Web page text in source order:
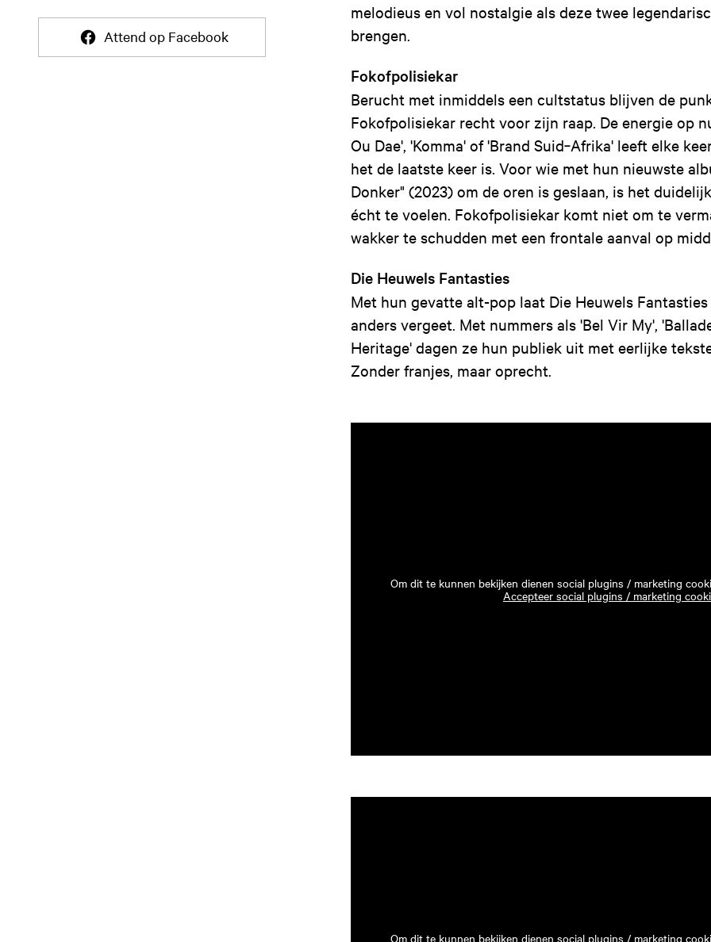
Attend op Facebook
melodieus en vol nostalgie als deze twee
brengen.
Fokofpolisiekar
Berucht met inmiddels een cultstatus blijven de
Fokofpolisiekar recht voor zijn raap. De energie op
Ou Dae', 'Komma' of 'Brand Suid‑Afrika' leeft elke
het de laatste keer is. Voor wie met hun nieuwste
Donker" (2023) om de oren is geslaan, is het
écht te voelen. Fokofpolisiekar komt niet om te
wakker te schudden met een frontale aanval op
Die Heuwels Fantasties
Met hun gevatte alt-pop laat Die Heuwels
anders vergeet. Met nummers als 'Bel Vir My',
Heritage' dagen ze hun publiek uit met eerlijke
Zonder franjes, maar oprecht.
Om dit te kunnen bekijken dienen social plugins / marketing
Accepteer social plugins / marketing
Om dit te kunnen bekijken dienen social plugins / marketing